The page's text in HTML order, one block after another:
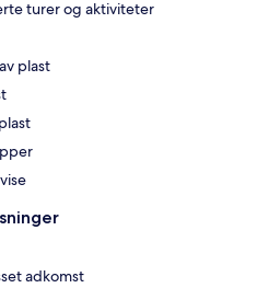
turer og aktiviteter
plast
adkomst